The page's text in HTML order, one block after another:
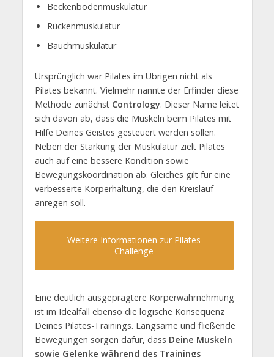
Beckenbodenmuskulatur
Rückenmuskulatur
Bauchmuskulatur
Ursprünglich war Pilates im Übrigen nicht als
Pilates bekannt. Vielmehr nannte der Erfinder diese
Methode zunächst Contrology. Dieser Name leitet
sich davon ab, dass die Muskeln beim Pilates mit
Hilfe Deines Geistes gesteuert werden sollen.
Neben der Stärkung der Muskulatur zielt Pilates
auch auf eine bessere Kondition sowie
Bewegungskoordination ab. Gleiches gilt für eine
verbesserte Körperhaltung, die den Kreislauf
anregen soll.
Weitere Informationen zur Pilates
Challenge
Eine deutlich ausgeprägtere Körperwahrnehmung
ist im Idealfall ebenso die logische Konsequenz
Deines Pilates-Trainings. Langsame und fließende
Bewegungen sorgen dafür, dass Deine Muskeln
sowie Gelenke während des Trainings